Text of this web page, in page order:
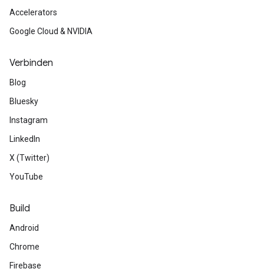
Accelerators
Google Cloud & NVIDIA
Verbinden
Blog
Bluesky
Instagram
LinkedIn
X (Twitter)
YouTube
Build
Android
Chrome
Firebase